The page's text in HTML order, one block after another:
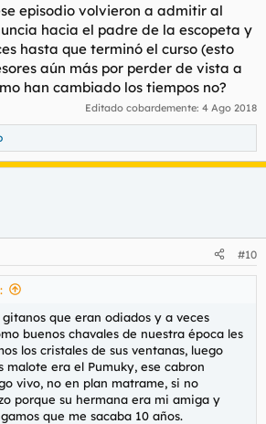
episodio volvieron a admitir al
hacia el padre de la escopeta y
hasta que terminó el curso (esto
aún más por perder de vista a
han cambiado los tiempos no?
Editado cobardemente: 4 Ago 2018
#10
que eran odiados y a veces
buenos chavales de nuestra época les
los cristales de sus ventanas, luego
malote era el Pumuky, ese cabron
vivo, no en plan matrame, si no
porque su hermana era mi amiga y
que me sacaba 10 años.